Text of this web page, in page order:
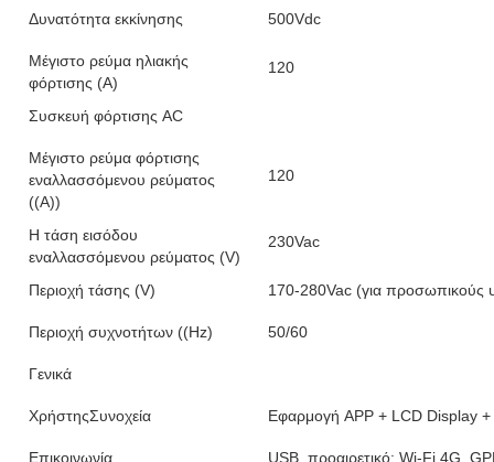
Δυνατότητα εκκίνησης 500Vdc
Μέγιστο ρεύμα ηλιακής
φόρτισης (A)
120
Συσκευή φόρτισης AC
Μέγιστο ρεύμα φόρτισης
εναλλασσόμενου ρεύματος
((A))
120
Η τάση εισόδου
εναλλασσόμενου ρεύματος (V)
230Vac
Περιοχή τάσης (V) 170-280Vac (για προσωπικούς
Περιοχή συχνοτήτων ((Hz) 50/60
Γενικά
ΧρήστηςΣυνοχεία Εφαρμογή APP + LCD Display +
Επικοινωνία USB, προαιρετικό: Wi-Fi,4G,